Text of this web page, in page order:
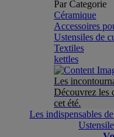
Par Categorie
Céramique
Accessoires
Ustensiles de
Textiles
kettles
Les
Découvrez les
cet été.
Les indispensables